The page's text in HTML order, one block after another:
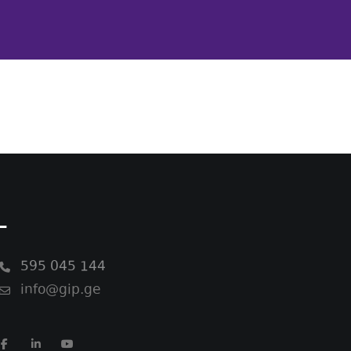
595 045 144
info@gip.ge